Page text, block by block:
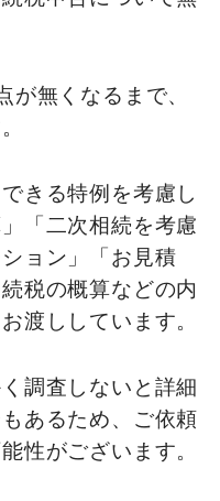
が無くなるまで、
きる特例を考慮し
「二次相続を考慮
ョン」「お見積
税の概算などの内
渡ししています。
調査しないと詳細
あるため、ご依頼
性がございます。